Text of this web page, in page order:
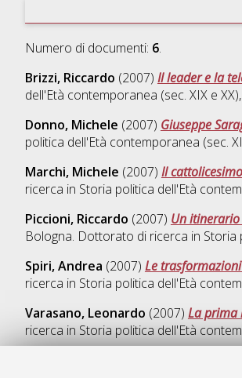
Numero di documenti: 6.
Brizzi, Riccardo (2007) Il leader e la
dell'Età contemporanea (sec. XIX e XX)
Donno, Michele (2007) Giuseppe
politica dell'Età contemporanea (sec.
Marchi, Michele (2007) Il
ricerca in Storia politica dell'Età
Piccioni, Riccardo (2007) Un
Bologna. Dottorato di ricerca in Storia
Spiri, Andrea (2007) Le
ricerca in Storia politica dell'Età
Varasano, Leonardo (2007) La prima
ricerca in Storia politica dell'Età